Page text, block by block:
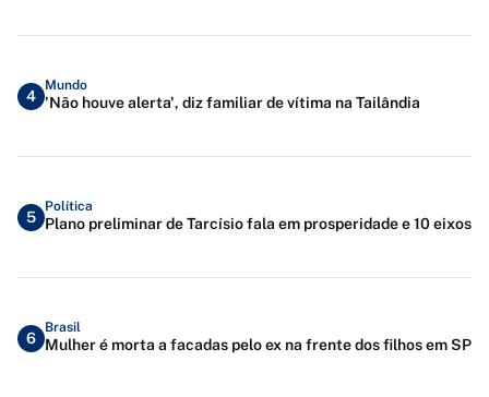
4
Mundo
'Não houve alerta', diz familiar de vítima na Tailândia
5
Política
Plano preliminar de Tarcísio fala em prosperidade e 10 eixos
6
Brasil
Mulher é morta a facadas pelo ex na frente dos filhos em SP